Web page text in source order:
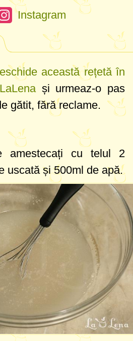
Instagram
această rețetă în
și urmeaz-o pas
gătit, fără reclame.
amestecați cu telul 2
uscată și500ml de apă.